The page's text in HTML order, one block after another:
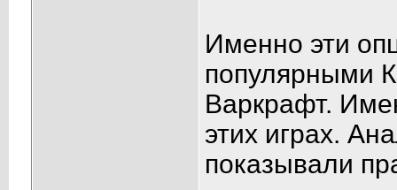
Именно эти
популярными
Варкрафт.
этих играх.
показывали